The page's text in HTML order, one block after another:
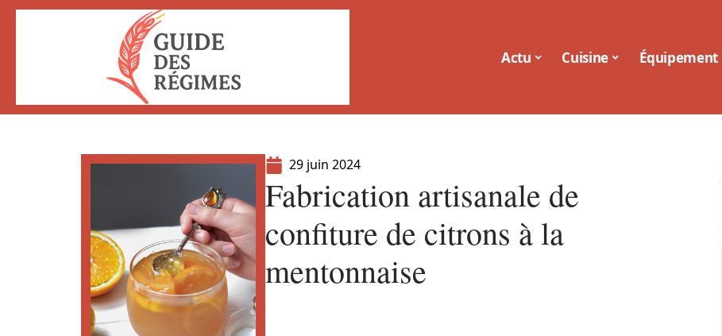
Actu Cuisine Équipement
29 juin 2024
Fabrication artisanale de
confiture de citrons à la
mentonnaise